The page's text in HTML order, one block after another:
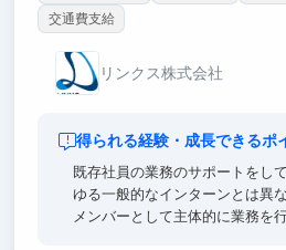
交通費支給
リンクス株式会社
得られる経験・成長できるポ
既存社員の業務のサポートをし
ゆる一般的なインターンとは異
メンバーとして主体的に業務を